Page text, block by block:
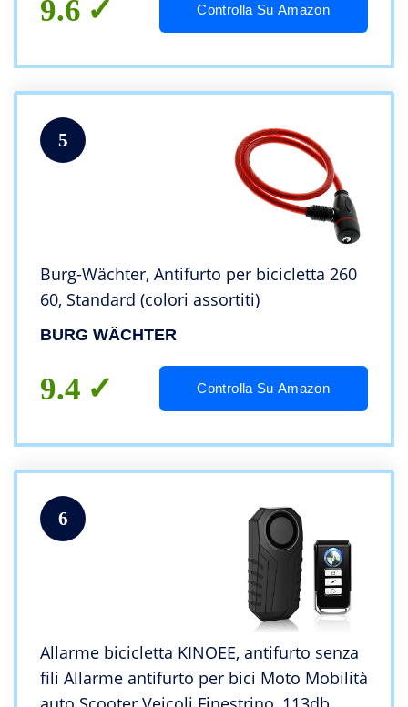
9.6 Controlla Su Amazon
5
Burg-Wächter, Antifurto per bicicletta 260
60, Standard (colori assortiti)
BURG WÄCHTER
9.4 Controlla Su Amazon
6
Allarme bicicletta KINOEE, antifurto senza
fili Allarme antifurto per bici Moto Mobilità